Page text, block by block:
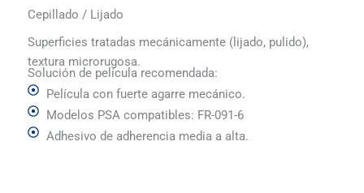
Cepillado / Lijado
Superficies tratadas mecánicamente (lijado, pulido),
textura microrugosa.
Solución de película recomendada:
Película con fuerte agarre mecánico.
Modelos PSA compatibles: FR-091-6
Adhesivo de adherencia media a alta.